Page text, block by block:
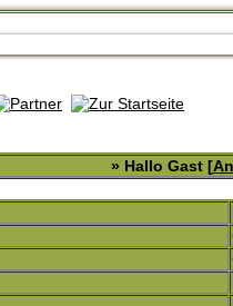
» Hallo Gast [